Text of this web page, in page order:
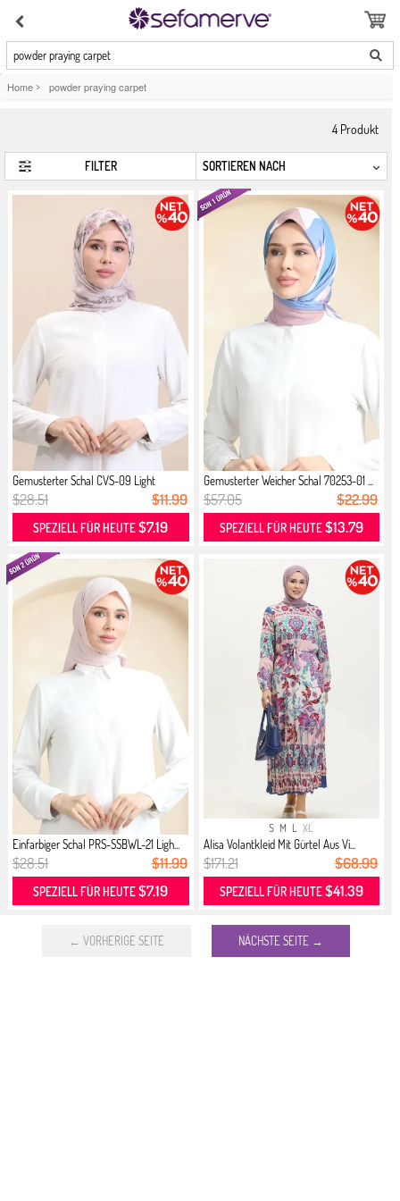
powder praying carpet
Home > powder praying carpet
4 Produkt
FILTER
Gemusterter Schal CVS-09 Light
Powder
$28.51 $11.99
SPEZIELL FÜR HEUTE$7.19
Gemusterter Weicher Schal 70253-01 ...
$57.05 $22.99
SPEZIELL FÜR HEUTE$13.79
Einfarbiger Schal PRS-SSBWL-21 Ligh...
$28.51 $11.99
SPEZIELL FÜR HEUTE$7.19
S M L XL
Alisa Volantkleid Mit Gürtel Aus Vi...
$171.21 $68.99
SPEZIELL FÜR HEUTE$41.39
← VORHERIGE SEITE NÄCHSTE SEITE →